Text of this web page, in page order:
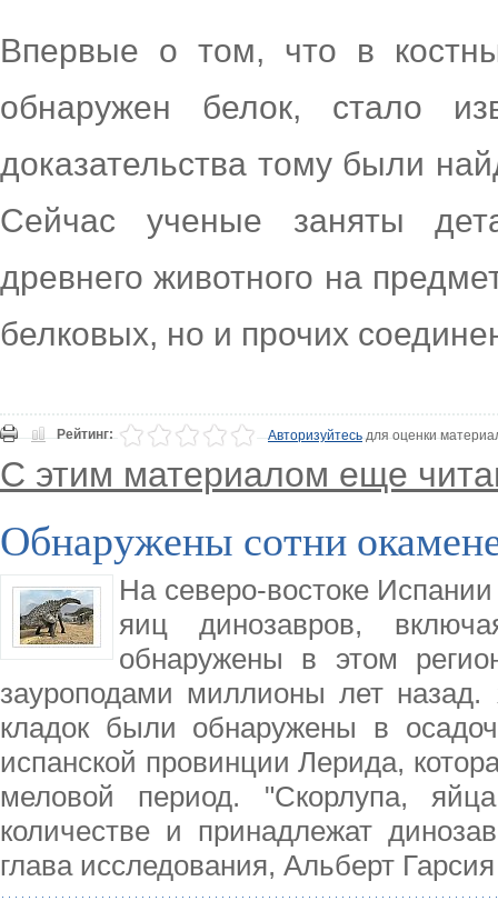
Впервые о том, что в
обнаружен белок, стало
доказательства тому были
Сейчас ученые заняты
древнего животного на
белковых, но и прочих
Рейтинг: Авторизуйтесьдля оценки
С этим материалом еще
Обнаружены сотни
На северо-востоке
яиц динозавров,
обнаружены в этом
зауроподами миллионы лет
кладок были обнаружены в
испанской провинции Лерида,
меловой период. "Скорлупа,
количестве и принадлежат
глава исследования, Альберт Гарсия